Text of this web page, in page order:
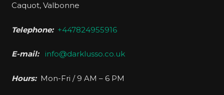
Caquot, Valbonne
Telephone: +447824955916
E-mail: info@darklusso.co.uk
Hours: Mon-Fri / 9 AM – 6 PM